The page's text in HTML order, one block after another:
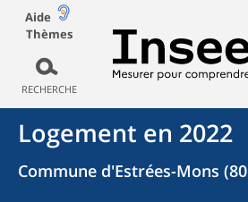
Aide
Thèmes
RECHERCHE
Logement en 2022
Commune d'Estrées-Mons